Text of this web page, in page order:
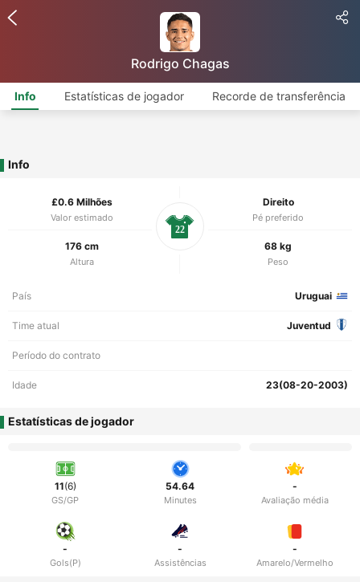
Rodrigo Chagas
Info Estatísticas de jogador Recorde de transferência
Info
£0.6 Milhões
Valor estimado
Direito
Pé preferido
176 cm
Altura
68 kg
Peso
22
País Uruguai
Time atual Juventud
Período do contrato
Idade 23(08-20-2003)
Estatísticas de jogador
11(6)
GS/GP
54.64
Minutes
-
Avaliação média
-
Gols(P)
-
Assistências
-
Amarelo/Vermelho